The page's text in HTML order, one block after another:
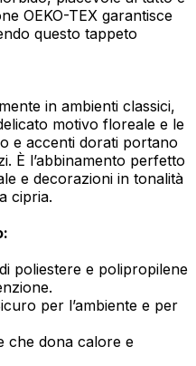
OEKO-TEX garantisce
questo tappeto
in ambienti classici,
motivo floreale e le
e accenti dorati portano
È l’abbinamento perfetto
e decorazioni in tonalità
cipria.
poliestere e polipropilene
per l’ambiente e per
che dona calore e